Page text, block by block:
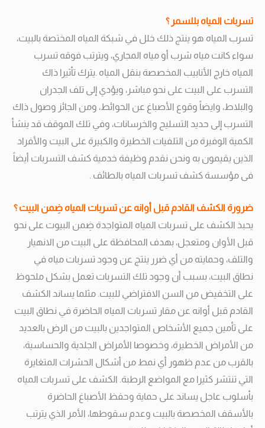
تسربات المياه بللسمر ؟
تسرب المياه هو ينتج ذلك خلل في شبكة المياه المختصة بالبيت،
سواء كانت مياه شرب أو مياه المجاري، ويترتب فوقه تسرب
المياه خارج الأنابيب المخصصة بنقل المياه . يترك تأثيرا ذاك
التسرب على البيت على نحو مباشر، ويؤدي إلى تلف الجدران
والبلاط، وايضاً وقوع الأصباغ عن الحوائط، ومن الجائز وصول ذاك
التسرب إلى حديد التسليح والخرسانات، وفي تلك الموقف قد ينشأ
الكمية الوفيرة من التلفيات الخطيرة والكبيرة على البيت والأفراد
الذين يقيمون به ونحن نقدم وظيفة خدمية كشف التسربات أيضاً
فى مؤسسة كشف تسربات المياه بالطائف .
ضرورة الكشف القادم قبل أوانه عن تسربات المياه ضِمن البيت ؟
يحبذ الكشف على تسربات المياه المتواجدة ضِمن البيوت على نحو
قبل الأوان ومتعجل، بهدف المحافظة على البيت من الانهيار
والتلف، وحمايته من أي ضرر ينتج عن وجود تسربات مياه في
نطاق البيت، بسبب أن وجود تلك التسربات تعمل بشكل ملحوظ
على التخفيض من السن الافتراضي للبيت. مثلما يساند الكشف
القادم قبل أوانه عن مقار تسربات المياه الحاضرة في نطاق البيت
على تأمين جميع الأشخاص المتواجدين بالبيت من الرض بالعديد
من الأمراض الخطيرة، وخصوصا الأمراض الجلدية والحساسية،
بالقرب من عدم ظهور أي نمط من أشكال الحشرات المتغايرة
التي تنتشر كثيرا مع المواضع الرطبة. الكشف على تسربات المياه
بأسلوب عاجل يساند على حماية وحفظ الأصباغ الحاضرة
بالأسقف المخصصة بالبيت وعدم سقوطها، الأمر الذي يترتب